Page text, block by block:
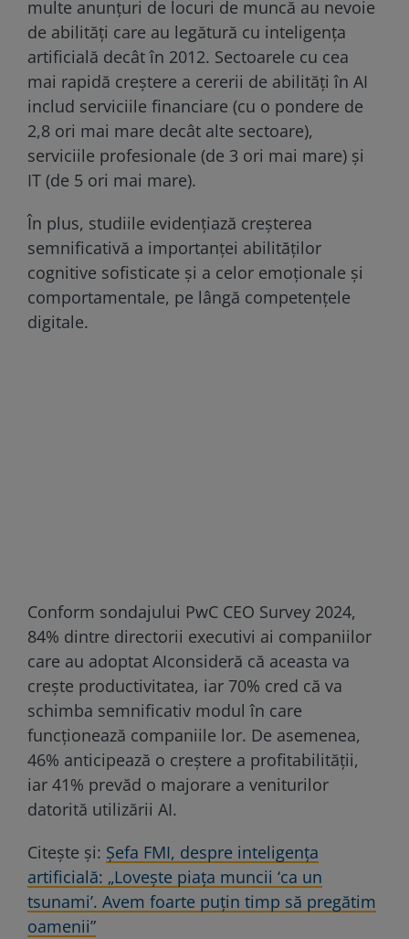
multe anunțuri de locuri de muncă au nevoie
de abilități care au legătură cu inteligența
artificială decât în 2012. Sectoarele cu cea
mai rapidă creștere a cererii de abilități în AI
includ serviciile financiare (cu o pondere de
2,8 ori mai mare decât alte sectoare),
serviciile profesionale (de 3 ori mai mare) și
IT (de 5 ori mai mare).
În plus, studiile evidențiază creșterea
semnificativă a importanței abilităților
cognitive sofisticate și a celor emoționale și
comportamentale, pe lângă competențele
digitale.
Conform sondajului PwC CEO Survey 2024,
84% dintre directorii executivi ai companiilor
care au adoptat AIconsideră că aceasta va
crește productivitatea, iar 70% cred că va
schimba semnificativ modul în care
funcționează companiile lor. De asemenea,
46% anticipează o creștere a profitabilității,
iar 41% prevăd o majorare a veniturilor
datorită utilizării AI.
Citește și: Șefa FMI, despre inteligența
artificială: „Lovește piața muncii ‘ca un
tsunami’. Avem foarte puțin timp să pregătim
oamenii”